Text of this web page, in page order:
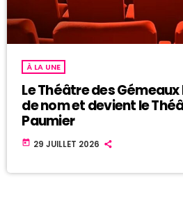
À LA UNE
Le Théâtre des
de nom et devient le
Paumier
today 29 JUILLET 2026